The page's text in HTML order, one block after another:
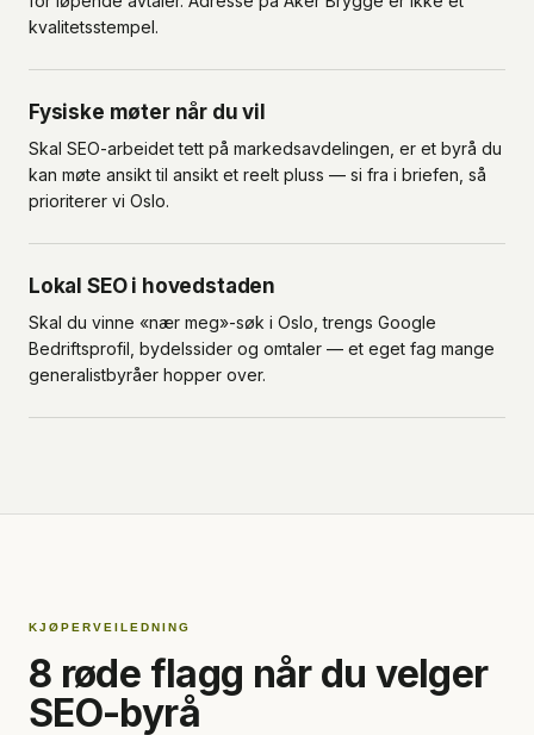
kvalitetsstempel.
Fysiske møter når du vil
Skal SEO-arbeidet tett på markedsavdelingen, er et byrå du
kan møte ansikt til ansikt et reelt pluss — si fra i briefen, så
prioriterer vi Oslo.
Lokal SEO i hovedstaden
Skal du vinne «nær meg»-søk i Oslo, trengs Google
Bedriftsprofil, bydelssider og omtaler — et eget fag mange
generalistbyråer hopper over.
KJØPERVEILEDNING
8 røde flagg når du velger
SEO-byrå